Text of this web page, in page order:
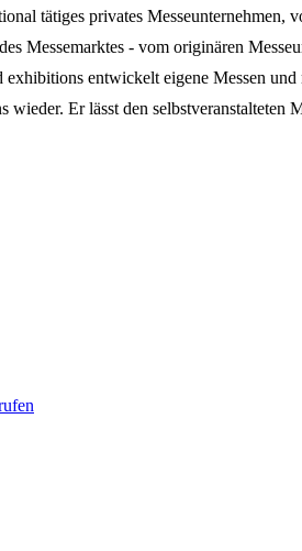
tätiges privates
Messemarktes - vom originären
entwickelt eigene Messen
wieder. Er lässt den